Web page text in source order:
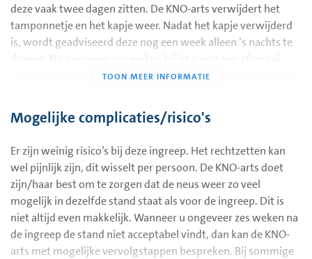
deze vaak twee dagen zitten. De KNO-arts verwijdert het
tamponnetje en het kapje weer. Nadat het kapje verwijderd
is, wordt geadviseerd deze nog een week alleen ’s nachts te
dragen. Na ongeveer zes weken krijgt u nog een afspraak
met de KNO-arts om het eindresultaat te laten beoordelen.
Mogelijke complicaties/risico's
Er zijn weinig risico’s bij deze ingreep. Het rechtzetten kan
wel pijnlijk zijn, dit wisselt per persoon. De KNO-arts doet
zijn/haar best om te zorgen dat de neus weer zo veel
mogelijk in dezelfde stand staat als voor de ingreep. Dit is
niet altijd even makkelijk. Wanneer u ongeveer zes weken na
de ingreep de stand niet acceptabel vindt, dan kan de KNO-
arts met mogelijke vervolgstappen bespreken. Bij sommige